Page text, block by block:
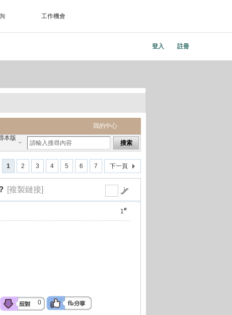
工作機會
登入 註冊
我的中心
本版
搜索
1 2 3 4 5 6 7 下一頁
[複製鏈接]
1#
0